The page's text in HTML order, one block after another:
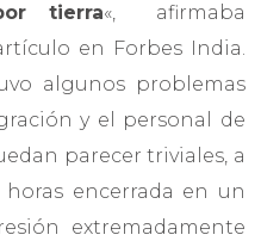
tierra«, afirmaba
en Forbes India.
algunos problemas
y el personal de
parecer triviales, a
encerrada en un
extremadamente